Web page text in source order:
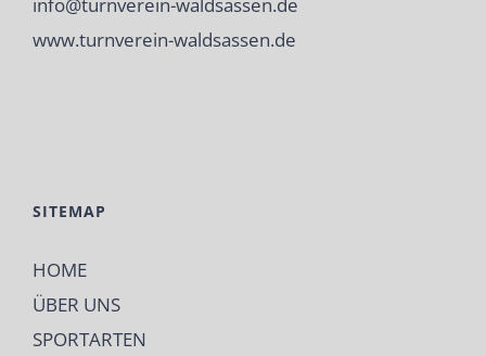
www.turnverein-waldsassen.de
SITEMAP
HOME
ÜBER UNS
SPORTARTEN